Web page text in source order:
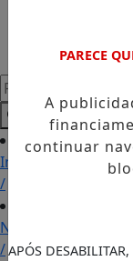
Pesquisar Notícia
Início
/
Notícias
/
PARECE
A
continuar
APÓS